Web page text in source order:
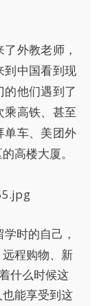
外教老师，
到中国看到现
的他们遇到了
乘高铁、甚至
单车、美团外
高楼大厦。
时的自己，
程购物、新
什么时候这
能享受到这